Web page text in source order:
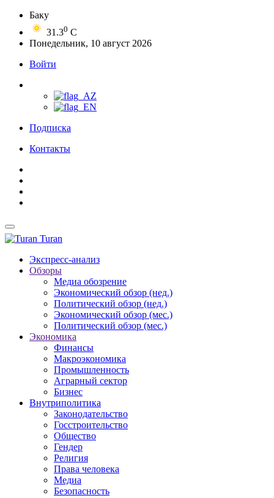
Баку
31.30 C
Понедельник, 10 август 2026
Войти
Подписка
Контакты
Turan
Экспресс-анализ
Обзоры
Медиа обозрение
Экономический обзор (нед.)
Политический обзор (нед.)
Экономический обзор (мес.)
Политический обзор (мес.)
Экономика
Финансы
Макроэкономика
Промышленность
Аграрный сектор
Бизнес
Внутриполитика
Законодательство
Госстроительство
Общество
Гендер
Религия
Права человека
Медиа
Безопасность